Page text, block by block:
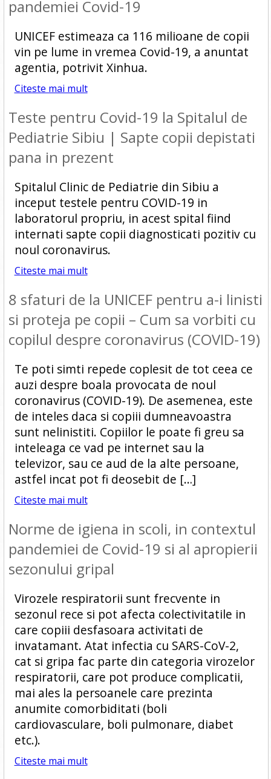
pandemiei Covid-19
UNICEF estimeaza ca 116 milioane de copii
vin pe lume in vremea Covid-19, a anuntat
agentia, potrivit Xinhua.
Citeste mai mult
Teste pentru Covid-19 la Spitalul de
Pediatrie Sibiu | Sapte copii depistati
pana in prezent
Spitalul Clinic de Pediatrie din Sibiu a
inceput testele pentru COVID-19 in
laboratorul propriu, in acest spital fiind
internati sapte copii diagnosticati pozitiv cu
noul coronavirus.
Citeste mai mult
8 sfaturi de la UNICEF pentru a-i linisti
si proteja pe copii – Cum sa vorbiti cu
copilul despre coronavirus (COVID-19)
Te poti simti repede coplesit de tot ceea ce
auzi despre boala provocata de noul
coronavirus (COVID-19). De asemenea, este
de inteles daca si copiii dumneavoastra
sunt nelinistiti. Copiilor le poate fi greu sa
inteleaga ce vad pe internet sau la
televizor, sau ce aud de la alte persoane,
astfel incat pot fi deosebit de […]
Citeste mai mult
Norme de igiena in scoli, in contextul
pandemiei de Covid-19 si al apropierii
sezonului gripal
Virozele respiratorii sunt frecvente in
sezonul rece si pot afecta colectivitatile in
care copiii desfasoara activitati de
invatamant. Atat infectia cu SARS-CoV-2,
cat si gripa fac parte din categoria virozelor
respiratorii, care pot produce complicatii,
mai ales la persoanele care prezinta
anumite comorbiditati (boli
cardiovasculare, boli pulmonare, diabet
etc.).
Citeste mai mult